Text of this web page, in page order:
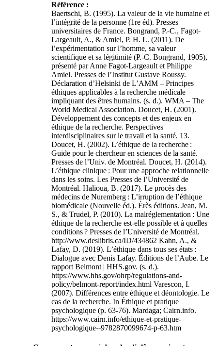
Référence :
Baertschi, B. (1995). La valeur de la vie humaine et
l’intégrité de la personne (1re éd). Presses
universitaires de France. Bongrand, P.-C., Fagot-
Largeault, A., & Amiel, P. H. L. (2011). De
l’expérimentation sur l’homme, sa valeur
scientifique et sa légitimité (P.-C. Bongrand, 1905),
présenté par Anne Fagot-Largeault et Philippe
Amiel. Presses de l’Institut Gustave Roussy.
Déclaration d’Helsinki de L’AMM – Principes
éthiques applicables à la recherche médicale
impliquant des êtres humains. (s. d.). WMA – The
World Medical Association. Doucet, H. (2001).
Développement des concepts et des enjeux en
éthique de la recherche. Perspectives
interdisciplinaires sur le travail et la santé, 13.
Doucet, H. (2002). L’éthique de la recherche :
Guide pour le chercheur en sciences de la santé.
Presses de l’Univ. de Montréal. Doucet, H. (2014).
L’éthique clinique : Pour une approche relationnelle
dans les soins. Les Presses de l’Université de
Montréal. Halioua, B. (2017). Le procès des
médecins de Nuremberg : L’irruption de l’éthique
biomédicale (Nouvelle éd.). Érès éditions. Jean, M.
S., & Trudel, P. (2010). La malréglementation : Une
éthique de la recherche est-elle possible et à quelles
conditions ? Presses de l’Université de Montréal.
http://www.deslibris.ca/ID/434862 Kahn, A., &
Lafay, D. (2019). L’éthique dans tous ses états :
Dialogue avec Denis Lafay. Éditions de l’Aube. Le
rapport Belmont | HHS.gov. (s. d.).
https://www.hhs.gov/ohrp/regulations-and-
policy/belmont-report/index.html Varescon, I.
(2007). Différences entre éthique et déontologie. Le
cas de la recherche. In Éthique et pratique
psychologique (p. 63‑76). Mardaga; Cairn.info.
https://www.cairn.info/ethique-et-pratique-
psychologique--9782870099674-p-63.htm